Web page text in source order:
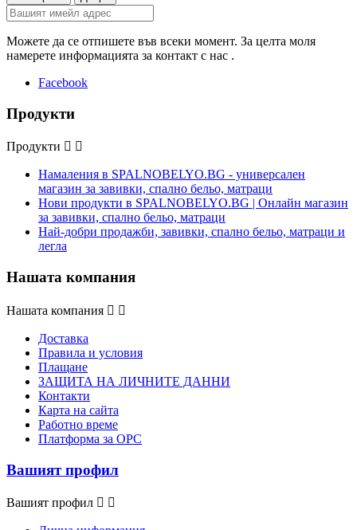
Можете да се отпишете във всеки момент. За целта моля
намерете информацията за контакт с нас .
Facebook
Продукти
Продукти  
Намаления в SPALNOBELYO.BG - универсален
магазин за завивки, спално бельо, матраци
Нови продукти в SPALNOBELYO.BG | Онлайн магазин
за завивки, спално бельо, матраци
Най-добри продажби, завивки, спално бельо, матраци и
легла
Нашата компания
Нашата компания  
Доставка
Правила и условия
Плащане
ЗАЩИТА НА ЛИЧНИТЕ ДАННИ
Контакти
Карта на сайта
Работно време
Платформа за ОРС
Вашият профил
Вашият профил  